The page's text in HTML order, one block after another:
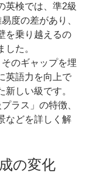
英検では、準2級
度の差があり、
を乗り越えるの
した。
そのギャップを埋
英語力を向上で
新しい級です。
ラス」の特徴、
などを詳しく解
の変化